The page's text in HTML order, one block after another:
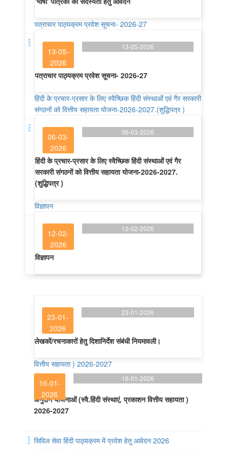
पत्राचार पाठ्यक्रम प्रवेश सूचना- 2026-27
13-05-
2026
13-05-2026
पत्राचार पाठ्यक्रम प्रवेश सूचना- 2026-27
हिंदी के प्रचार-प्रसार के लिए स्वैच्छिक हिंदी संस्थाओं एवं गैर सरकारी
संगठनों को वित्तीय सहायता योजना-2026-2027.(शुद्धिपत्र )
06-03-
2026
06-03-2026
हिंदी के प्रचार-प्रसार के लिए स्वैच्छिक हिंदी संस्थाओं एवं गैर
सरकारी संगठनों को वित्तीय सहायता योजना-2026-2027.
(शुद्धिपत्र )
विज्ञापन
12-02-
2026
12-02-2026
विज्ञापन
23-01-
2026
23-01-2026
लेखकों/रचनाकारों हेतु दिशानिर्देश संबंधी नियमावली।
वित्तीय सहायता ) 2026-2027
16-01-
2026
16-01-2026
अनुदान योजनाओं (स्वै.हिंदी संस्थाएं, प्रकाशन वित्तीय सहायता )
2026-2027
सिविल सेवा हिंदी पाठ्यक्रम में प्रवेश हेतु आवेदन 2026